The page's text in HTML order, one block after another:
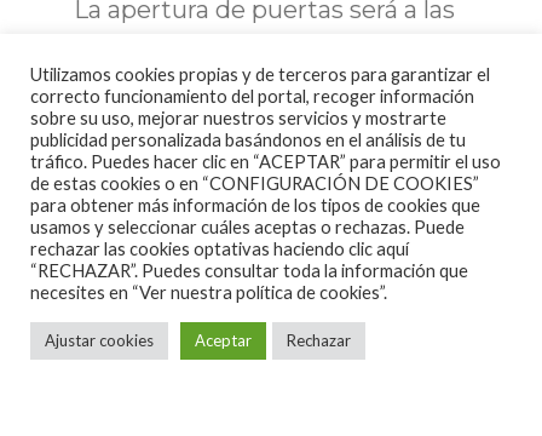
La apertura de puertas será a las
22:00 h. hasta las 23:45 h.
aproximadamente.
Posteriormente habrá un Meet
and Greet con el artista, fotos y
firma de discos.
Habrá invitados que, además de
Utilizamos cookies propias y de terceros para garantizar el
correcto funcionamiento del portal, recoger información
sobre su uso, mejorar nuestros servicios y mostrarte
publicidad personalizada basándonos en el análisis de tu
tráfico. Puedes hacer clic en “ACEPTAR” para permitir el uso
de estas cookies o en “CONFIGURACIÓN DE COOKIES”
para obtener más información de los tipos de cookies que
usamos y seleccionar cuáles aceptas o rechazas. Puede
rechazar las cookies optativas haciendo clic aquí
“RECHAZAR”. Puedes consultar toda la información que
necesites en “Ver nuestra política de cookies”.
Ajustar cookies Aceptar Rechazar